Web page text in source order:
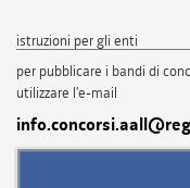
istruzioni per gli enti
per pubblicare i bandi di
utilizzare l'e-mail